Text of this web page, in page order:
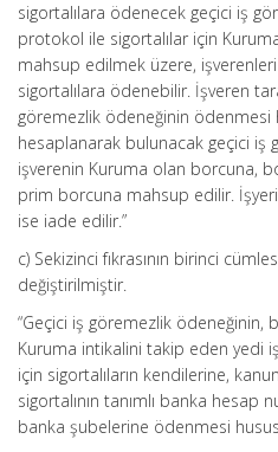
sigortalılara ödenecek geçici iş
protokol ile sigortalılar için
mahsup edilmek üzere,
sigortalılara ödenebilir. İşveren
göremezlik ödeneğinin ödenmesi
hesaplanarak bulunacak geçici iş
işverenin Kuruma olan borcuna,
prim borcuna mahsup edilir.
ise iade edilir.”
c) Sekizinci fıkrasının birinci
değiştirilmiştir.
“Geçici iş göremezlik ödeneğinin,
Kuruma intikalini takip eden yedi
için sigortalıların kendilerine,
sigortalının tanımlı banka hesap
banka şubelerine ödenmesi